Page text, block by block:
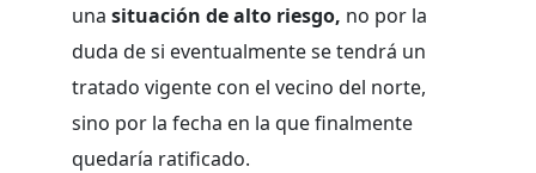
una situación de alto riesgo, no por la
duda de si eventualmente se tendrá un
tratado vigente con el vecino del norte,
sino por la fecha en la que finalmente
quedaría ratificado.